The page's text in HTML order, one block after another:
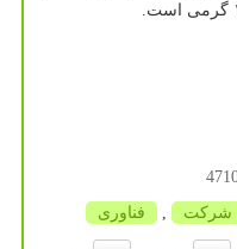
شركت , فناوری